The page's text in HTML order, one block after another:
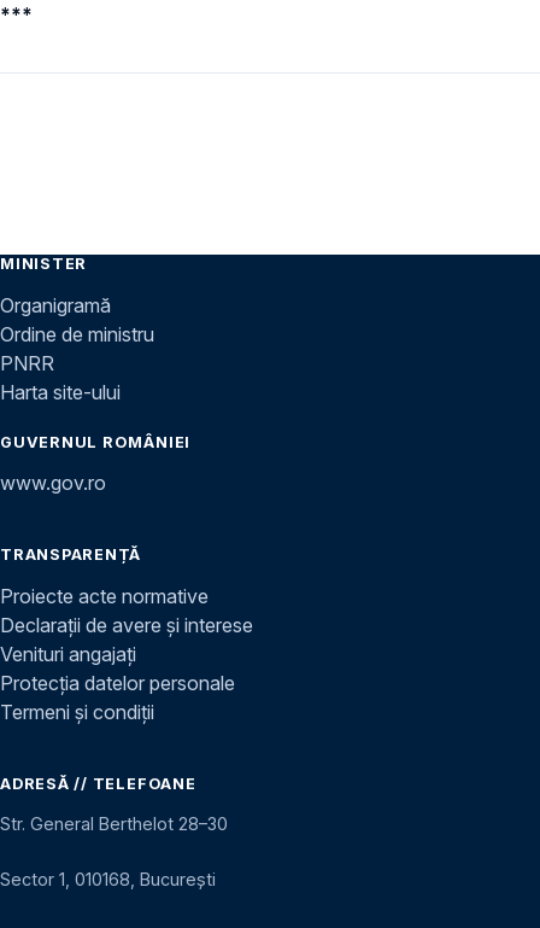
***
MINISTER
Organigramă
Ordine de ministru
PNRR
Harta site-ului
GUVERNUL ROMÂNIEI
www.gov.ro
TRANSPARENȚĂ
Proiecte acte normative
Declarații de avere și interese
Venituri angajați
Protecția datelor personale
Termeni și condiții
ADRESĂ // TELEFOANE
Str. General Berthelot 28–30
Sector 1, 010168, București